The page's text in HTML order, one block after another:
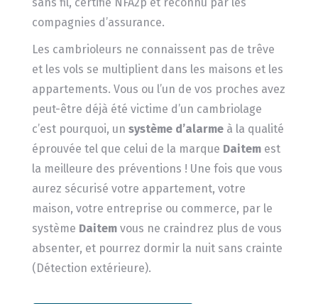
compagnies d’assurance.
Les cambrioleurs ne connaissent pas de trêve
et les vols se multiplient dans les maisons et les
appartements. Vous ou l’un de vos proches avez
peut-être déjà été victime d’un cambriolage
c’est pourquoi, un système d’alarmeà la qualité
éprouvée tel que celui de la marque Daitemest
la meilleure des préventions ! Une fois que vous
aurez sécurisé votre appartement, votre
maison, votre entreprise ou commerce, par le
système Daitemvous ne craindrez plus de vous
absenter, et pourrez dormir la nuit sans crainte
(Détection extérieure).